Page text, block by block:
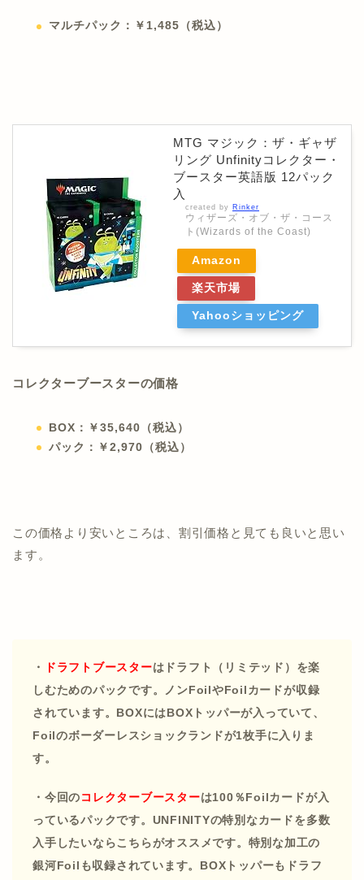
マルチパック：￥1,485（税込）
MTG マジック：ザ・ギャザ
リング Unfinityコレクター・
ブースター英語版 12パック
入
created by Rinker
ウィザーズ・オブ・ザ・コース
ト(Wizards of the Coast)
Amazon
楽天市場
Yahooショッピング
コレクターブースターの価格
BOX：￥35,640（税込）
パック：￥2,970（税込）
この価格より安いところは、割引価格と見ても良いと思い
ます。
・ ドラフトブースターはドラフト（リミテッド）を楽
しむためのパックです。ノンFoilやFoilカードが収録
されています。BOXにはBOXトッパーが入っていて、
Foilのボーダーレスショックランドが1枚手に入りま
す。
・今回のコレクターブースターは100％Foilカードが入
っているパックです。UNFINITYの特別なカードを多数
入手したいならこちらがオススメです。特別な加工の
銀河Foilも収録されています。BOXトッパーもドラフ